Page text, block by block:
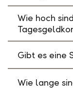
Wie hoch
Gibt es eine
Wie lange